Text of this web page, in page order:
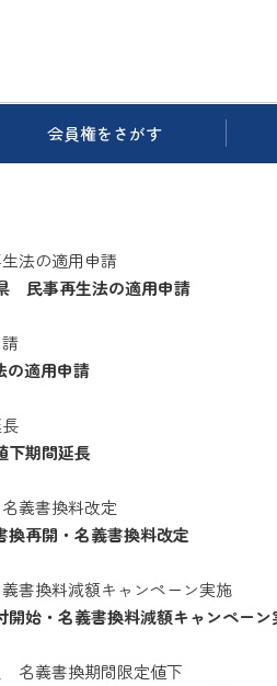
会員権をさがす
民事再生法の適用申請
適用申請
下期間延長
換再開・名義書換料改定
始・名義書換料減額キャンペーン